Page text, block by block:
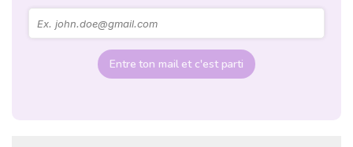
Entre ton mail et c'est parti